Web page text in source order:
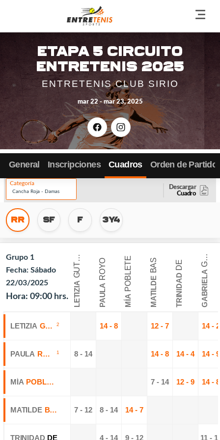
Go
back
the
home
Etapa 5 Circuito
Entretenis 2025
ENTRETENIS CLUB SIRIO
mar 22 - mar 23, 2025
FacebookInstagram
General Inscripciones Cuadros Orden de
Categoría
Descargar
Cuadro
RR SF F 3Y4
Grupo 1
Fecha: Sábado
22/03/2025
Hora: 09:00 hrs. LETIZIA
G
U
T
I
E
R
R
E
Z
PAULA
ROYO
MÍA
POBLETE
MATILDE
BAS
TRINIDAD
DE
GABRIELA
G
U
E
R
R
E
R
O
LETIZIA GUTIERREZ 2 14 - 8 12 - 7 14 - 2
PAULA ROYO 1 8 - 14 14 - 8 14 - 4 14 - 9
MÍA POBLETE 7 - 14 12 - 9 14 - 8
MATILDE BAS 7 - 12 8 - 14 14 - 7
TRINIDAD DE 4 - 14 9 - 12 11 -